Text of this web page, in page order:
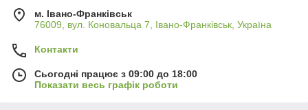
м. Івано-Франківськ
76009, вул. Коновальца 7, Івано-Франківськ, Україна
Контакти
Сьогодні працює з 09:00 до 18:00
Показати весь графік роботи